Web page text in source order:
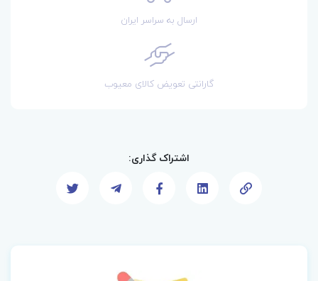
ارسال به سراسر ایران
گارانتی تعویض کالای معیوب
اشتراک گذاری: